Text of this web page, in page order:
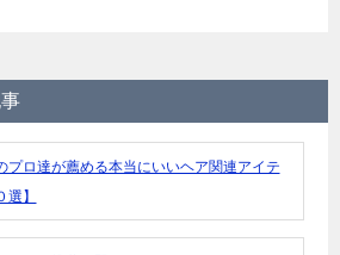
プロ達が薦める本当にいいヘア関連アイテ
選】